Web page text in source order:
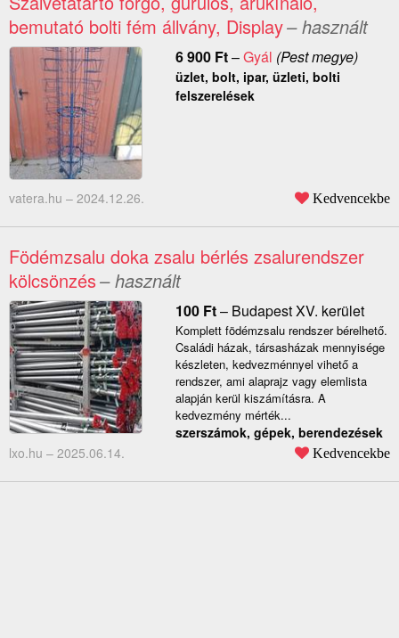
bemutató bolti fém állvány, Display– használt
6 900 Ft–Gyál (Pest megye)
üzlet, bolt, ipar, üzleti, bolti
felszerelések
vatera.hu – 2024.12.26. Kedvencekbe
Födémzsalu doka zsalu bérlés zsalurendszer
kölcsönzés– használt
100 Ft– Budapest XV. kerület
Komplett födémzsalu rendszer bérelhető.
Családi házak, társasházak mennyisége
készleten, kedvezménnyel vihető a
rendszer, ami alaprajz vagy elemlista
alapján kerül kiszámításra. A
kedvezmény mérték...
szerszámok, gépek, berendezések
lxo.hu – 2025.06.14. Kedvencekbe